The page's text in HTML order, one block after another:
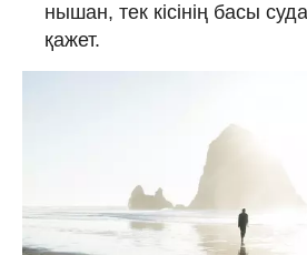
нышан, тек кісінің басы
қажет.